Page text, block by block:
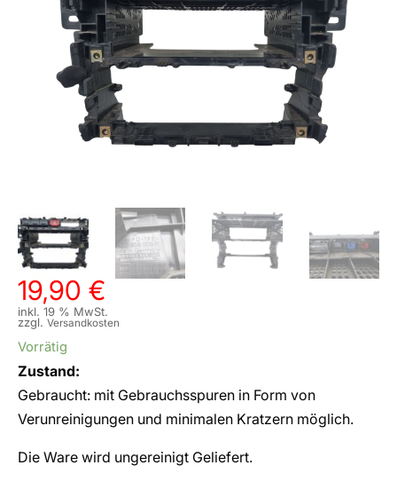
19,90 €
inkl. 19 % MwSt.
zzgl. Versandkosten
Vorrätig
Zustand:
Gebraucht: mit Gebrauchsspuren in Form von
Verunreinigungen und minimalen Kratzern möglich.
Die Ware wird ungereinigt Geliefert.